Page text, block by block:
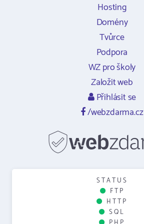
Hosting
Domény
Tvůrce
Podpora
WZ pro školy
Založit web
Přihlásit se
/webzdarma.cz
STATUS
FTP
HTTP
SQL